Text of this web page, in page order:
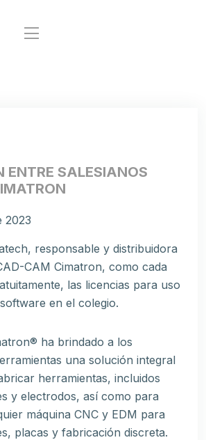
ENTRE SALESIANOS
2023
responsable y distribuidora
CAM Cimatron, como cada
las licencias para uso
en el colegio.
ha brindado a los
una solución integral
herramientas, incluidos
y electrodos, así como para
máquina CNC y EDM para
placas y fabricación discreta.